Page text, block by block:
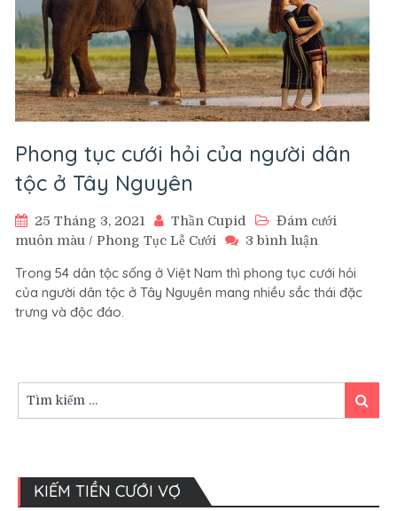
Phong tục cưới hỏi của người dân
tộc ở Tây Nguyên
25 Tháng 3, 2021 Thần Cupid
Đám cưới
muôn màu / Phong Tục Lễ Cưới 3 bình luận
tục
cưới
tộc
Trong 54 dân tộc sống ở Việt Nam thì phong tục cưới hỏi
của người dân tộc ở Tây Nguyên mang nhiều sắc thái đặc
trưng và độc đáo.
kiếm:
Tìm
kiếm
KIẾM TIỀN CƯỚI VỢ